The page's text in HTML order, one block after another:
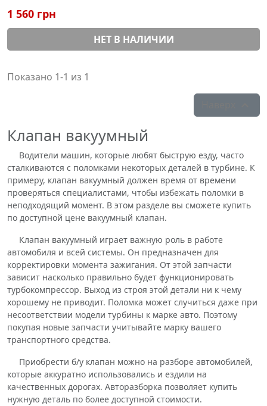
1 560 грн
НЕТ В НАЛИЧИИ
Показано 1-1 из 1
Клапан вакуумный
Водители машин, которые любят быструю езду, часто
сталкиваются с поломками некоторых деталей в турбине. К
примеру, клапан вакуумный должен время от времени
проверяться специалистами, чтобы избежать поломки в
неподходящий момент. В этом разделе вы сможете купить
по доступной цене вакуумный клапан.
Клапан вакуумный играет важную роль в работе
автомобиля и всей системы. Он предназначен для
корректировки момента зажигания. От этой запчасти
зависит насколько правильно будет функционировать
турбокомпрессор. Выход из строя этой детали ни к чему
хорошему не приводит. Поломка может случиться даже при
несоответствии модели турбины к марке авто. Поэтому
покупая новые запчасти учитывайте марку вашего
транспортного средства.
Приобрести б/у клапан можно на разборе автомобилей,
которые аккуратно использовались и ездили на
качественных дорогах. Авторазборка позволяет купить
нужную деталь по более доступной стоимости.